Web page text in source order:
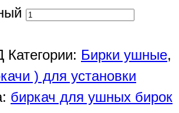
Категории: Бирки ушные,
) для установки
биркач для ушных бирок